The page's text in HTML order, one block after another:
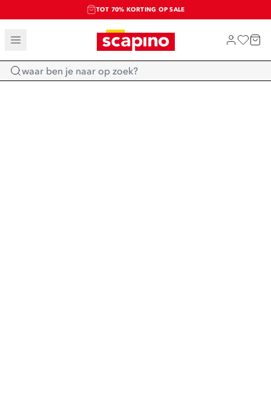
TOT 70% KORTING OP SALE
SALE: LAATSTE KANS!
SHOP NIEUW
Home